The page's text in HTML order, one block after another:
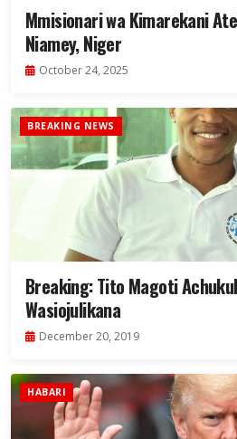
Mmisionari wa Kimarekani
Niamey, Niger
October 24, 2025
BREAKING NEWS
Breaking: Tito Magoti
Wasiojulikana
December 20, 2019
HABARI